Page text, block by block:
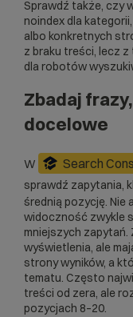
Sprawdź także, czy
noindex dla
albo konkretnych
z braku treści, lecz
dla robotów
Zbadaj
docelowe
W Search
sprawdź zapytania,
średnią pozycję. Nie
widoczność zwykle
mniejszych
wyświetlenia, ale
strony wyników, a
tematu. Często
treści od zera, ale
pozycjach 8–20.